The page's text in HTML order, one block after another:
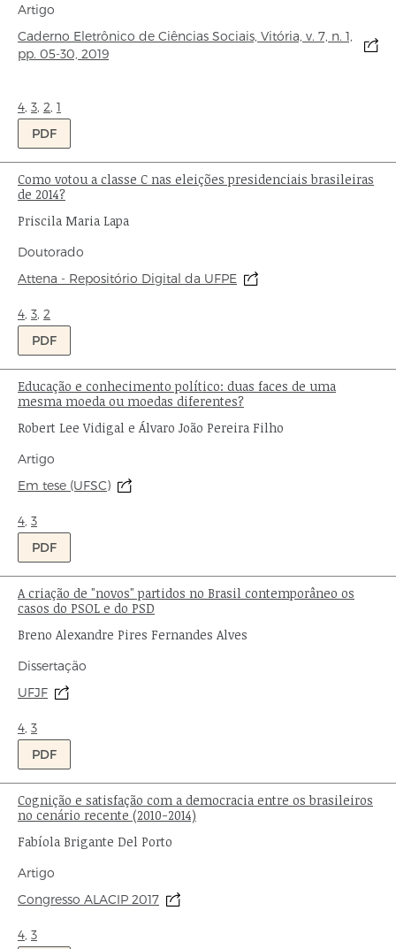
Tipo
publicação:
Artigo
Origem:
Caderno Eletrônico de Ciências Sociais, Vitória, v. 7, n. 1,
pp. 05-30, 2019
Ondas:
4, 3, 2, 1
PDF
Título:
Como votou a classe C nas eleições presidenciais brasileiras
de 2014?
Autor:
Priscila Maria Lapa
Tipo
publicação:
Doutorado
Origem:
Attena - Repositório Digital da UFPE
Ondas:
4, 3, 2
PDF
Título:
Educação e conhecimento político: duas faces de uma
mesma moeda ou moedas diferentes?
Autor:
Robert Lee Vidigal e Álvaro João Pereira Filho
Tipo
publicação:
Artigo
Origem:
Em tese (UFSC)
Ondas:
4, 3
PDF
Título:
A criação de "novos" partidos no Brasil contemporâneo os
casos do PSOL e do PSD
Autor:
Breno Alexandre Pires Fernandes Alves
Tipo
publicação:
Dissertação
Origem:
UFJF
Ondas:
4, 3
PDF
Título:
Cognição e satisfação com a democracia entre os brasileiros
no cenário recente (2010-2014)
Autor:
Fabíola Brigante Del Porto
Tipo
publicação:
Artigo
Origem:
Congresso ALACIP 2017
Ondas:
4, 3